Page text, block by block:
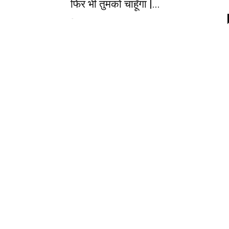
फिर भी तुमको चाहूँगा |...
-